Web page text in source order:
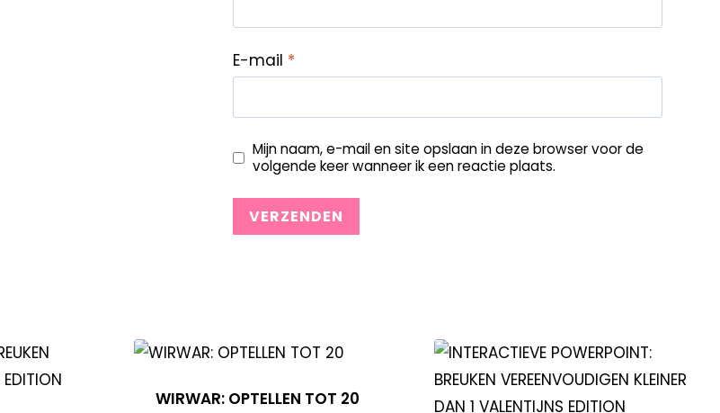
E-mail *
Mijn naam, e-mail en site opslaan in deze browser voor de
volgende keer wanneer ik een reactie plaats.
WIRWAR: OPTELLEN TOT 20